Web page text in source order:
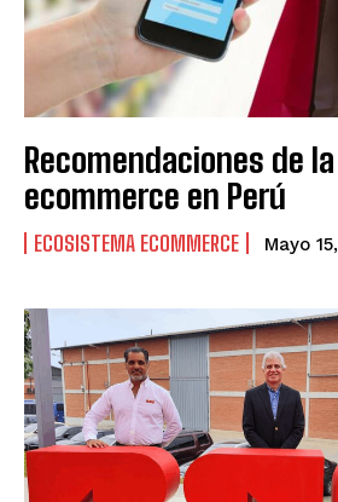
VENEZUELA
VENEZUELA
Recomendaciones de
ecommerce en Perú
ECOSISTEMA ECOMMERCE Mayo